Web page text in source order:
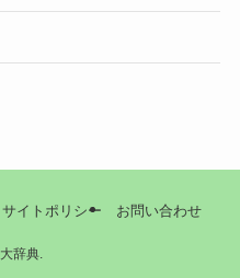
サイトポリシー お問い合わせ
辞典.